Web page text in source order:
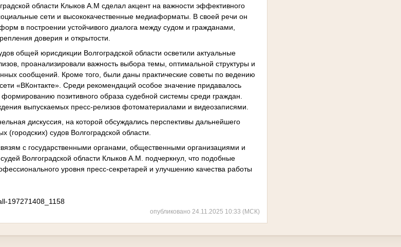
области Клыков А.М сделал акцент на важности эффективного
сети и высококачественные медиаформаты. В своей речи он
в построении устойчивого диалога между судом и гражданами,
доверия и открытости.
общей юрисдикции Волгоградской области осветили актуальные
проанализировали важность выбора темы, оптимальной структуры и
сообщений. Кроме того, были даны практические советы по ведению
«ВКонтакте». Среди рекомендаций особое значение придавалось
позитивного образа судебной системы среди граждан.
выпускаемых пресс-релизов фотоматериалами и видеозаписями.
дискуссия, на которой обсуждались перспективы дальнейшего
судов Волгоградской области.
с государственными органами, общественными организациями и
Волгоградской области Клыков А.М. подчеркнул, что подобные
уровня пресс-секретарей и улучшению качества работы
197271408_1158
опубликовано 24.11.2025 10:33 (МСК)